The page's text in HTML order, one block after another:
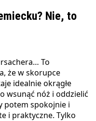
Nie, to
To
że w skorupce
idealnie okrągłe
wsunąć nóż i oddzielić
potem spokojnie i
i praktyczne. Tylko